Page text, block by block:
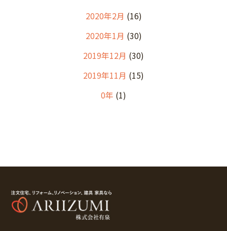
2020年2月 (16)
2020年1月 (30)
2019年12月 (30)
2019年11月 (15)
0年 (1)